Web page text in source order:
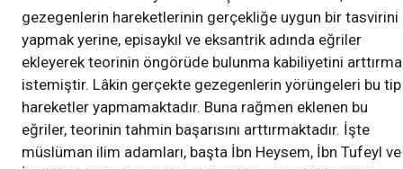
gezegenlerin hareketlerinin gerçekliğe uygun bir tasvirini
yapmak yerine, episaykıl ve eksantrik adında eğriler
ekleyerek teorinin öngörüde bulunma kabiliyetini
istemiştir. Lâkin gerçekte gezegenlerin yörüngeleri bu tip
hareketler yapmamaktadır. Buna rağmen eklenen bu
eğriler, teorinin tahmin başarısını arttırmaktadır. İşte
müslüman ilim adamları, başta İbn Heysem, İbn Tufeyl ve